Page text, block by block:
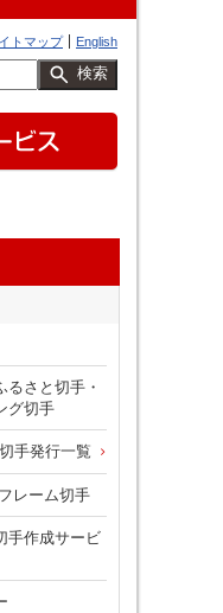
English
トマップ
検索
るさと切手・
グ切手
手発行一覧
レーム切手
手作成サービ